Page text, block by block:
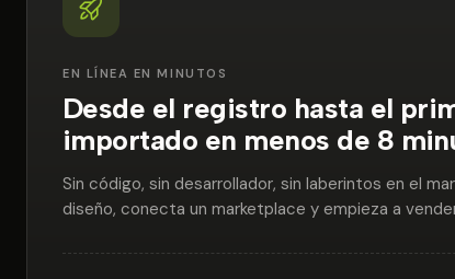
EN LÍNEA EN MINUTOS
Desde el registro hasta el
importado en menos de 8
Sin código, sin desarrollador, sin laberintos en el
diseño, conecta un marketplace y empieza a